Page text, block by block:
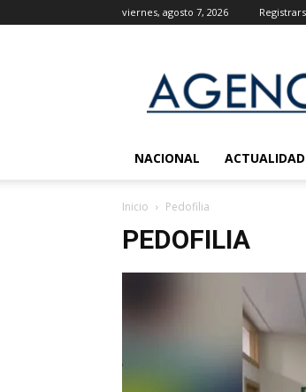
viernes, agosto 7, 2026
6
NACIONAL ACTUALIDAD
Inicio Pedofilia
PEDOFILIA